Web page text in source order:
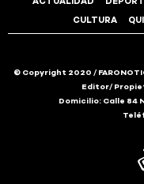
CULTURA
© Copyright 2020 /
Editor/
Domicilio: Calle 84